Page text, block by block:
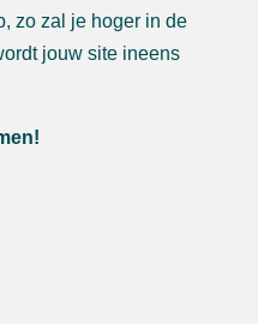
zo zal je hoger in de
jouw site ineens